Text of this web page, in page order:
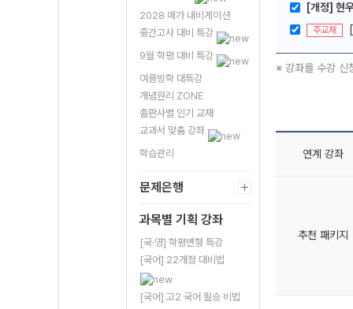
2028 메가 내비게이션
중간고사 대비 특강
9월 학평 대비 특강
여름방학 대특강
개념원리 ZONE
출판사별 인기 교재
교과서 맞춤 강좌
학습관리
문제은행
과목별 기획 강좌
[국·영] 학평변형 특강
[국어] 22개정 대비법
[국어] 고2 국어 필승 비법
[개정] 현
주교재
※ 강좌를 수강 신
연계 강좌
추천 패키지